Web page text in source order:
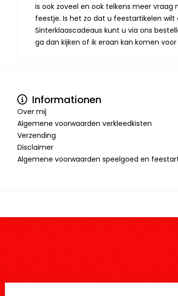
is ook zoveel en ook telkens meer
feestje. Is het zo dat u feestartikelen
Sinterklaascadeaus kunt u via ons
ga dan kijken of ik eraan kan komen
Informationen
Over mij
Algemene voorwaarden verkleedkisten
Verzending
Disclaimer
Algemene voorwaarden speelgoed en